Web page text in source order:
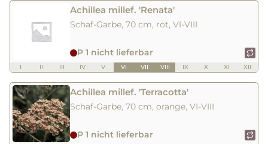
Achillea millef. 'Renata'
Schaf-Garbe, 70 cm, rot, VI-VIII
P 1 nicht lieferbar
I II III IV V VI VII VIII IX X XI XII
Achillea millef. 'Terracotta'
Schaf-Garbe, 70 cm, orange, VI-VIII
P 1 nicht lieferbar